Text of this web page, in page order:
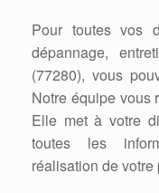
Pour toutes vos
dépannage,
(77280), vous
Notre équipe vous
Elle met à votre
toutes les
réalisation de votre